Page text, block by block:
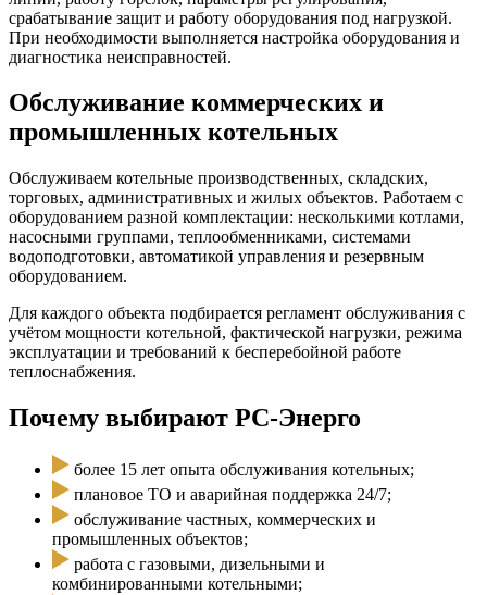
срабатывание защит и работу оборудования под нагрузкой.
При необходимости выполняется настройка оборудования и
диагностика неисправностей.
Обслуживание коммерческих и
промышленных котельных
Обслуживаем котельные производственных, складских,
торговых, административных и жилых объектов. Работаем с
оборудованием разной комплектации: несколькими котлами,
насосными группами, теплообменниками, системами
водоподготовки, автоматикой управления и резервным
оборудованием.
Для каждого объекта подбирается регламент обслуживания с
учётом мощности котельной, фактической нагрузки, режима
эксплуатации и требований к бесперебойной работе
теплоснабжения.
Почему выбирают РС-Энерго
более 15 лет опыта обслуживания котельных;
плановое ТО и аварийная поддержка 24/7;
обслуживание частных, коммерческих и
промышленных объектов;
работа с газовыми, дизельными и
комбинированными котельными;